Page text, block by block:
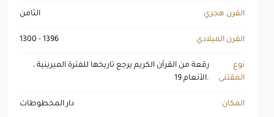
الثامن القرن هجري
1300 - 1396 القرن الميلادي
رقعة من القرآن الكريم يرجع تاريخها للفترة الميرينية ،
الأنعام 19.
نوع
المقتنى
دار المخطوطات المكان